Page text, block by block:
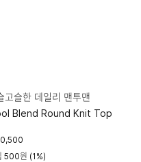
고슬한 데일리 맨투맨
Blend Round Knit Top
500원 (1%)